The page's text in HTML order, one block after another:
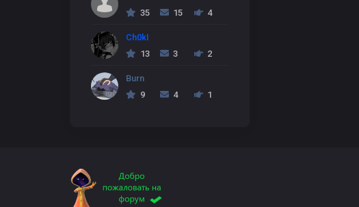
35
15 4
Ch0kI
13
3 2
Burn
9
4 1